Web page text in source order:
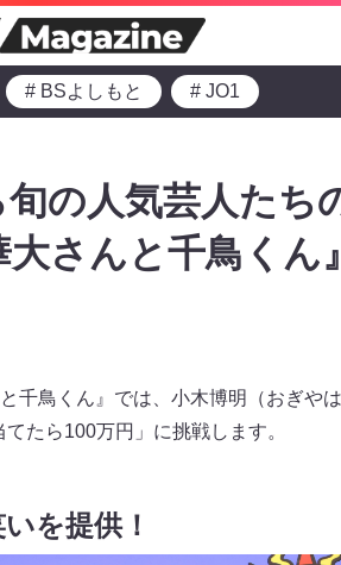
# BSよしもと # JO1
の人気芸人たち
さんと千鳥くん』
千鳥くん』では、小木博明（おぎや
たら100万円」に挑戦します。
を提供！